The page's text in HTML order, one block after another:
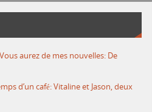
aurez de mes nouvelles: De
d’un café: Vitaline et Jason, deux